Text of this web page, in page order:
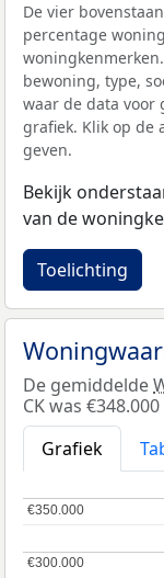
De vier
percentage
bewoning, type,
waar de data voor
grafiek. Klik op de
geven.
Bekijk
van de
Toelichting
De gemiddelde
CK was
Grafiek
€300.000
€300.000
€350.000
€350.000